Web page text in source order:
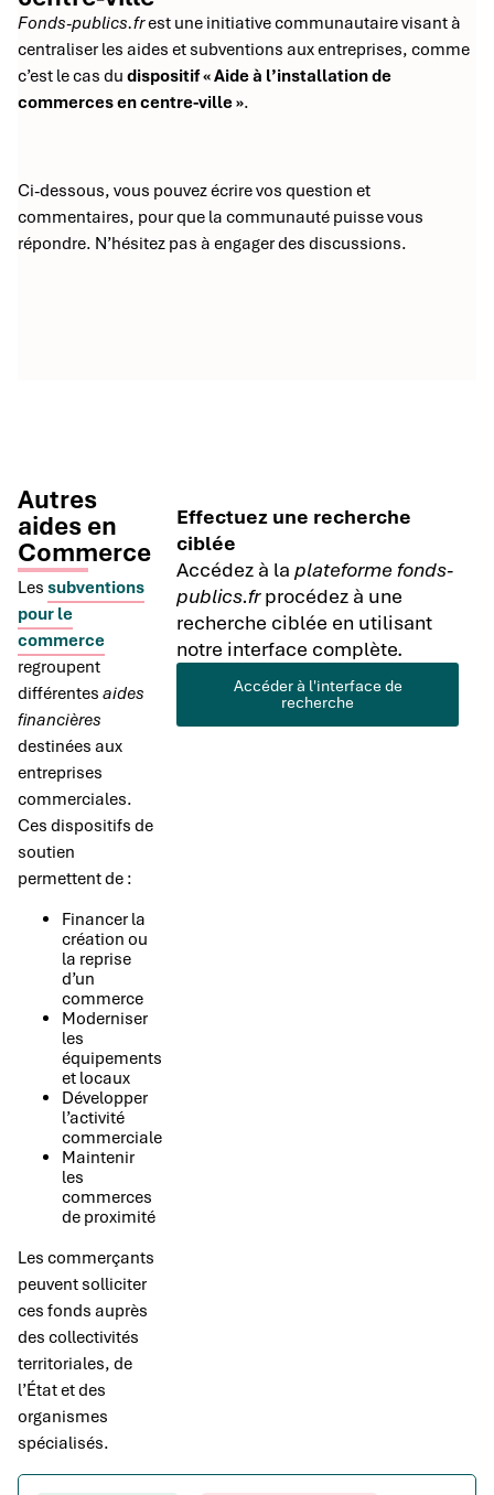
Fonds-publics.frest une initiative communautaire visant à
centraliser les aides et subventions aux entreprises, comme
c’est le cas du dispositif « Aide à l’installation de
commerces en centre-ville ».
Ci-dessous, vous pouvez écrire vos question et
commentaires, pour que la communauté puisse vous
répondre. N’hésitez pas à engager des discussions.
Autres
aides en
Commerce
Les subventions
pour le
commerce
regroupent
différentes aides
financières
destinées aux
entreprises
commerciales.
Ces dispositifs de
soutien
permettent de :
Financer la
création ou
la reprise
d’un
commerce
Moderniser
les
équipements
et locaux
Développer
l’activité
commerciale
Maintenir
les
commerces
de proximité
Les commerçants
peuvent solliciter
ces fonds auprès
des collectivités
territoriales, de
l’État et des
organismes
spécialisés.
Effectuez une recherche
ciblée
Accédez à laplateforme fonds-
publics.frprocédez à une
recherche ciblée en utilisant
notre interface complète.
Accéder à l'interface de
recherche